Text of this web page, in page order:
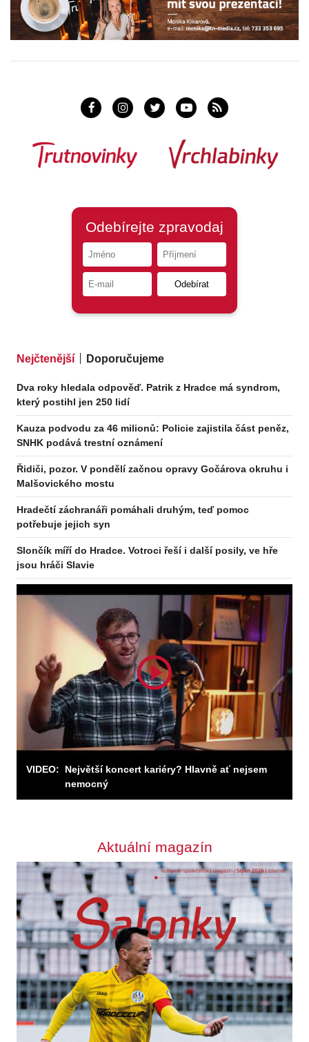
VIDEO:
Největší koncert kariéry? Hlavně ať nejsem
nemocný
Nejčtenější Doporučujeme
Dva roky hledala odpověď. Patrik z Hradce má syndrom,
který postihl jen 250 lidí
Kauza podvodu za 46 milionů: Policie zajistila část peněz,
SNHK podává trestní oznámení
Řidiči, pozor. V pondělí začnou opravy Gočárova okruhu i
Malšovického mostu
Hradečtí záchranáři pomáhali druhým, teď pomoc
potřebuje jejich syn
Slončík míří do Hradce. Votroci řeší i další posily, ve hře
jsou hráči Slavie
Aktuální magazín
Odebírejte zpravodaj